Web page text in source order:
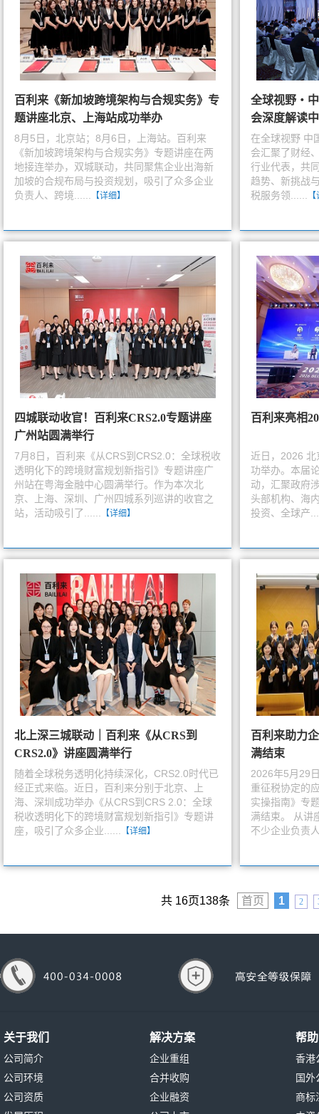
百利来《新加坡跨境架构与合规实务》专
题讲座北京、上海站成功举办
8月5日，北京站；8月6日，上海站。百利来
《新加坡跨境架构与合规实务》专题讲座在两
地接连举办，双城联动，共同聚焦企业出海新
加坡的合规布局与投资规划，吸引了众多企业
负责人、跨境......
【详细】
全球视野・
会深度解读
在全球视野 中
会汇聚了财经
行业代表，共
趋势、新挑战
税服务领......
四城联动收官！百利来CRS2.0专题讲座
广州站圆满举行
7月8日，百利来《从CRS到CRS2.0：全球税收
透明化下的跨境财富规划新指引》专题讲座广
州站在粤海金融中心圆满举行。作为本次北
京、上海、深圳、广州四城系列巡讲的收官之
站，活动吸引了......
【详细】
百利来亮相
近日，2026
功举办。本届
动，汇聚政府
头部机构、海
投资、全球产
北上深三城联动｜百利来《从CRS到
CRS2.0》讲座圆满举行
随着全球税务透明化持续深化，CRS2.0时代已
经正式来临。近日，百利来分别于北京、上
海、深圳成功举办《从CRS到CRS 2.0：全球
税收透明化下的跨境财富规划新指引》专题讲
座，吸引了众多企业......
【详细】
百利来助力
满结束
2026年5月29
重征税协定的
实操指南》专
满结束。 从讲
不少企业负责
共 16页138条 首页 1 2
关于我们
公司简介
公司环境
公司资质
解决方案
企业重组
合并收购
企业融资
帮
香港
国外
商标